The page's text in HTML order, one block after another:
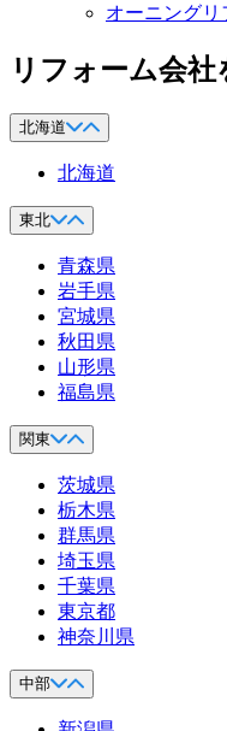
オーニングリ
リフォーム会
北海道
北海道
東北
青森県
岩手県
宮城県
秋田県
山形県
福島県
関東
茨城県
栃木県
群馬県
埼玉県
千葉県
東京都
神奈川県
中部